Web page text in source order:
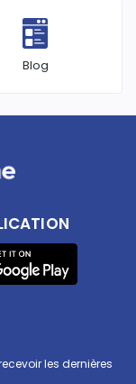
Blog
les dernières